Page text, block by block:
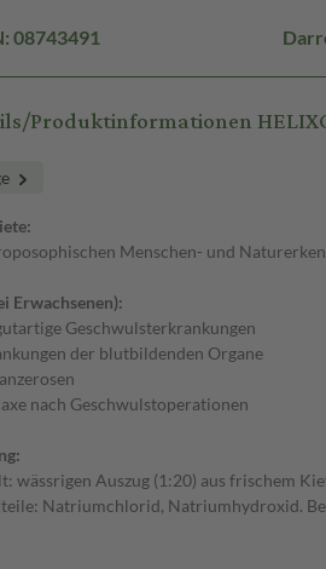
08743491
Produktinformationen
Menschen- und
Erwachsenen):
Geschwulsterkrankungen
der blutbildenden Organe
nach Geschwulstoperationen
wässrigen Auszug (1:20) aus frischem
Natriumchlorid, Natriumhydroxid.